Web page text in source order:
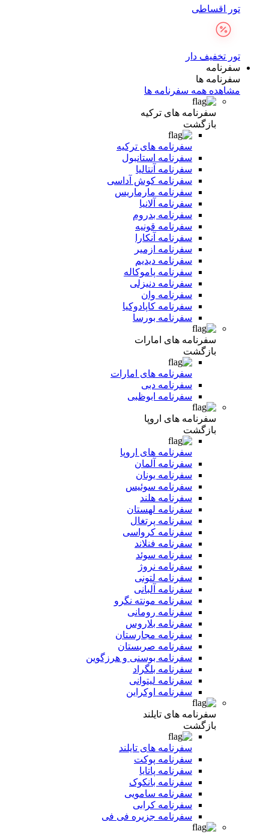
تور اقساطی
تور تخفیف دار
سفرنامه
سفرنامه ها
مشاهده همه سفرنامه ها
سفرنامه های ترکیه
بازگشت
سفرنامه های ترکیه
سفرنامه استانبول
سفرنامه آنتالیا
سفرنامه کوش آداسی
سفرنامه مارماریس
سفرنامه آلانیا
سفرنامه بدروم
سفرنامه قونیه
سفرنامه آنکارا
سفرنامه ازمیر
سفرنامه دیدیم
سفرنامه پاموکاله
سفرنامه دنیزلی
سفرنامه وان
سفرنامه کاپادوکیا
سفرنامه بورسا
سفرنامه های امارات
بازگشت
سفرنامه های امارات
سفرنامه دبی
سفرنامه ابوظبی
سفرنامه های اروپا
بازگشت
سفرنامه های اروپا
سفرنامه آلمان
سفرنامه یونان
سفرنامه سوئیس
سفرنامه هلند
سفرنامه لهستان
سفرنامه پرتغال
سفرنامه کرواسی
سفرنامه فنلاند
سفرنامه سوئد
سفرنامه نروژ
سفرنامه لتونی
سفرنامه آلبانی
سفرنامه مونته نگرو
سفرنامه رومانی
سفرنامه بلاروس
سفرنامه مجارستان
سفرنامه صربستان
سفرنامه بوسنی و هرزگوین
سفرنامه بلگراد
سفرنامه لیتوانی
سفرنامه اوکراین
سفرنامه های تایلند
بازگشت
سفرنامه های تایلند
سفرنامه پوکت
سفرنامه پاتایا
سفرنامه بانکوک
سفرنامه سامویی
سفرنامه کرابی
سفرنامه جزیره فی فی